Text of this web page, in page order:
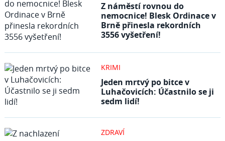
Z náměstí rovnou do
nemocnice! Blesk Ordinace v
Brně přinesla rekordních
3556 vyšetření!
KRIMI
Jeden mrtvý po bitce v
Luhačovicích: Účastnilo se ji
sedm lidí!
ZDRAVÍ